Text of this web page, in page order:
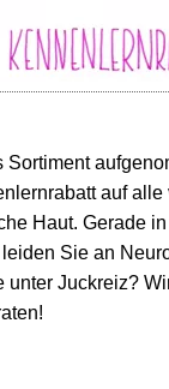
auf alle
Haut. Gerade
Sie an
Juckreiz?